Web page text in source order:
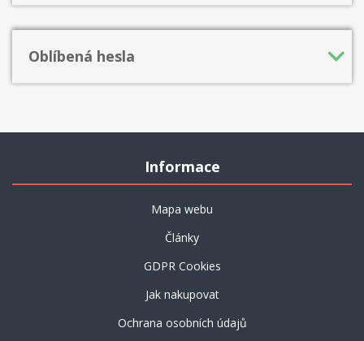
Oblíbená hesla
Informace
Mapa webu
Články
GDPR Cookies
Jak nakupovat
Ochrana osobních údajů